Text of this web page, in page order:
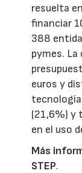
resuelta
financiar
388
pymes.
euros y
(21,6%) y
en el uso
Más
STEP.